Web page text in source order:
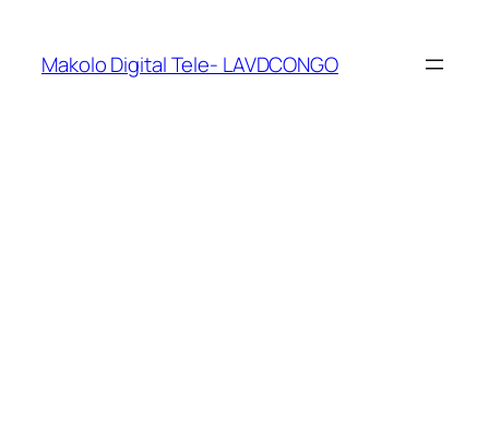
Makolo Digital Tele- LAVDCONGO